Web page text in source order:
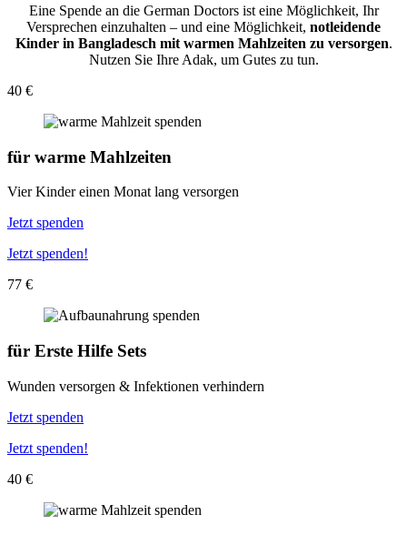
Eine Spende an die German Doctors ist eine Möglichkeit, Ihr
Versprechen einzuhalten – und eine Möglichkeit, notleidende
Kinder in Bangladesch mit warmen Mahlzeiten zu versorgen.
Nutzen Sie Ihre Adak, um Gutes zu tun.
40 €
für warme Mahlzeiten
Vier Kinder einen Monat lang versorgen
Jetzt spenden
Jetzt spenden!
77 €
für Erste Hilfe Sets
Wunden versorgen & Infektionen verhindern
Jetzt spenden
Jetzt spenden!
40 €